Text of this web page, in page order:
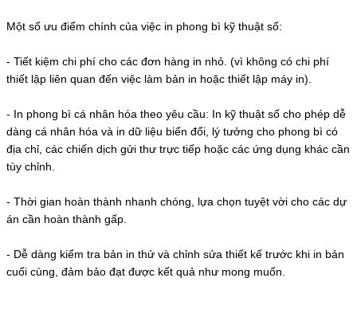
Một số ưu điểm chính của việc in phong bì kỹ thuật số:
- Tiết kiệm chi phí cho các đơn hàng in nhỏ. (vì không có chi phí
thiết lập liên quan đến việc làm bản in hoặc thiết lập máy in).
- In phong bì cá nhân hóa theo yêu cầu: In kỹ thuật số cho phép dễ
dàng cá nhân hóa và in dữ liệu biến đổi, lý tưởng cho phong bì có
địa chỉ, các chiến dịch gửi thư trực tiếp hoặc các ứng dụng khác cần
tùy chỉnh.
- Thời gian hoàn thành nhanh chóng, lựa chọn tuyệt vời cho các dự
án cần hoàn thành gấp.
- Dễ dàng kiểm tra bản in thử và chỉnh sửa thiết kế trước khi in bản
cuối cùng, đảm bảo đạt được kết quả như mong muốn.